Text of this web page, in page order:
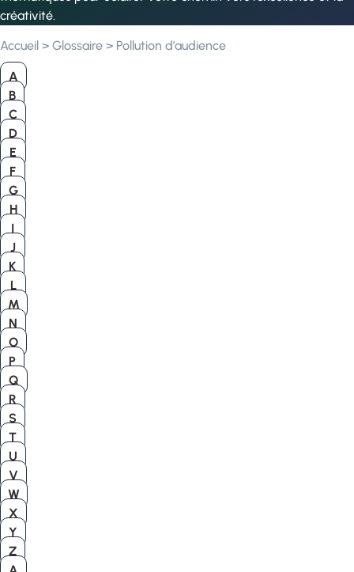
créativité.
Accueil > Glossaire > Pollution d’audience
A
B
C
D
E
F
G
H
I
J
K
L
M
N
O
P
Q
R
S
T
U
V
W
X
Y
Z